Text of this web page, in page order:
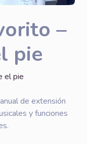
–
pie
el pie
de extensión
y funciones